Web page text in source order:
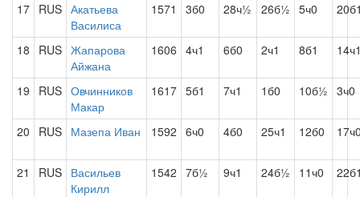
17 RUS Акатьева
Василиса
1571 3б0 28ч½ 26б½ 5ч0
18 RUS Жапарова
Айжана
1606 4ч1 6б0 2ч1 8б1
19 RUS Овчинников
Макар
1617 5б1 7ч1 1б0 10б½ 3ч0
20 RUS Мазепа Иван 1592 6ч0 4б0 25ч1 12б0
21 RUS Васильев
Кирилл
1542 7б½ 9ч1 24б½ 11ч0